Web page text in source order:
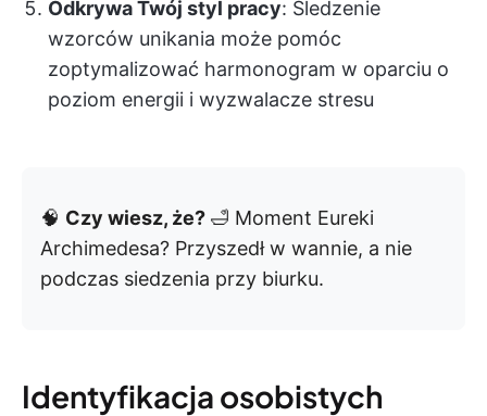
Odkrywa Twój styl pracy: Śledzenie
wzorców unikania może pomóc
zoptymalizować harmonogram w oparciu o
poziom energii i wyzwalacze stresu
🧠 Czy wiesz, że? 🛁 Moment Eureki
Archimedesa? Przyszedł w wannie, a nie
podczas siedzenia przy biurku.
Identyfikacja osobistych